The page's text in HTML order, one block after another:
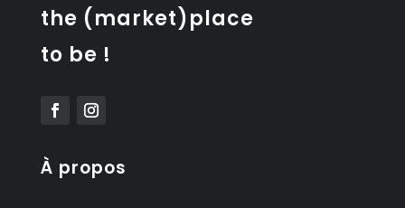
the (market)place
to be !
À propos